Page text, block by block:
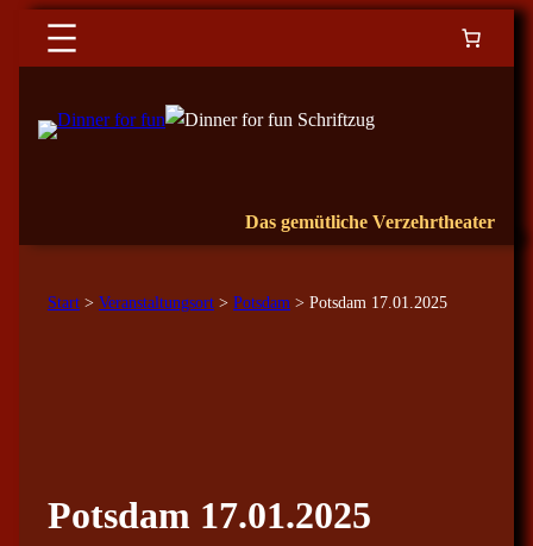
Das gemütliche Verzehrtheater
Start > Veranstaltungsort > Potsdam > Potsdam 17.01.2025
Potsdam 17.01.2025